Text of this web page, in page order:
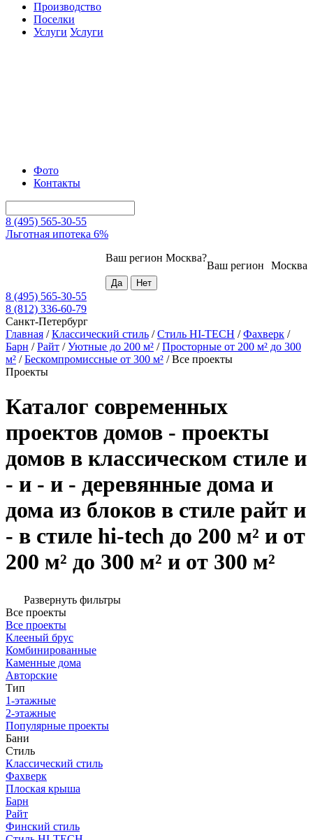
Производство
Поселки
Услуги Услуги
Фото
Контакты
8 (495) 565-30-55
Льготная ипотека 6%
Москва
Ваш регион
Ваш регион Москва?
8 (495) 565-30-55
8 (812) 336-60-79
Санкт-Петербург
Главная /Классический стиль /Стиль HI-TECH /Фахверк /
Барн /Райт /Уютные до 200 м² /Просторные от 200 м² до 300
м² /Бескомпромиссные от 300 м² /Все проекты
Проекты
Каталог современных
проектов домов - проекты
домов в классическом стиле и
- и - и - деревянные дома и
дома из блоков в стиле райт и
- в стиле hi-tech до 200 м² и от
200 м² до 300 м² и от 300 м²
Развернуть фильтры
Все проекты
Все проекты
Клееный брус
Комбинированные
Каменные дома
Авторские
Тип
1-этажные
2-этажные
Популярные проекты
Бани
Стиль
Классический стиль
Фахверк
Плоская крыша
Барн
Райт
Финский стиль